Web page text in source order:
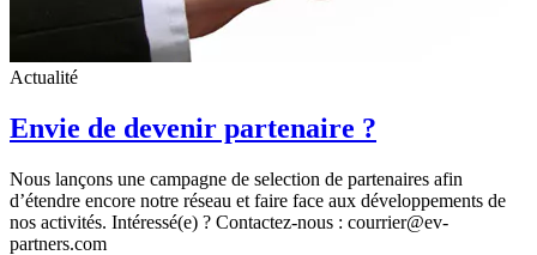
Actualité
Envie de devenir partenaire ?
Nous lançons une campagne de selection de partenaires afin
d’étendre encore notre réseau et faire face aux développements de
nos activités. Intéressé(e) ? Contactez-nous : courrier@ev-
partners.com